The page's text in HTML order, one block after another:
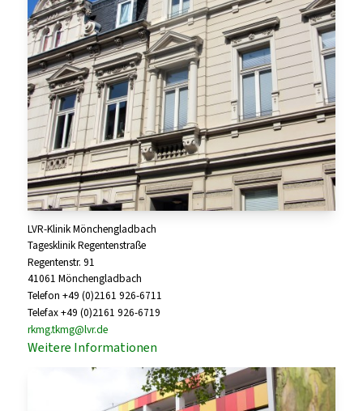
LVR-Klinik Mönchengladbach
Tagesklinik Regentenstraße
Regentenstr. 91
41061 Mönchengladbach
Telefon +49 (0)2161 926-6711
Telefax +49 (0)2161 926-6719
rkmg.tkmg@lvr.de
Weitere Informationen